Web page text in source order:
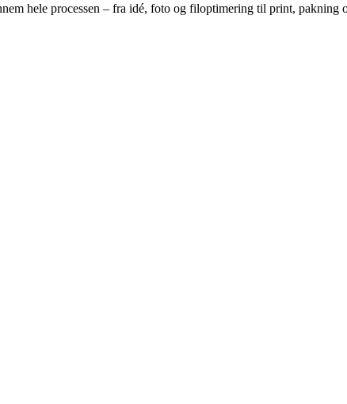
hele processen – fra idé, foto og filoptimering til print, pakning